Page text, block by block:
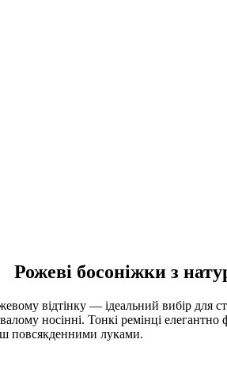
Рожеві босоніжки з
відтінку — ідеальний вибір
носінні. Тонкі ремінці
повсякденними луками.